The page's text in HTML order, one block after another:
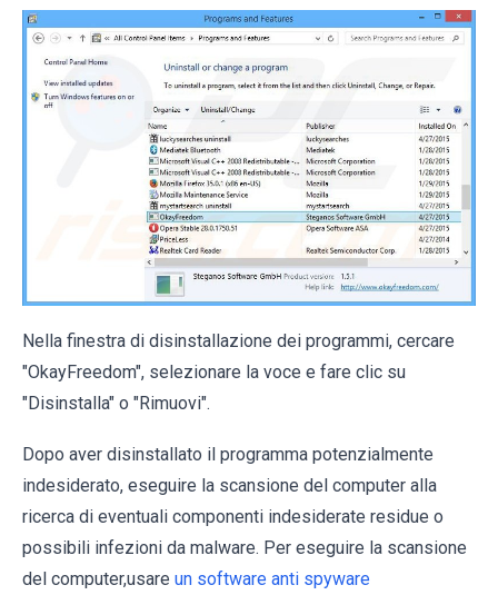
Nella finestra di disinstallazione dei programmi, cercare
"OkayFreedom", selezionare la voce e fare clic su
"Disinstalla" o "Rimuovi".
Dopo aver disinstallato il programma potenzialmente
indesiderato, eseguire la scansione del computer alla
ricerca di eventuali componenti indesiderate residue o
possibili infezioni da malware. Per eseguire la scansione
del computer,usare un software anti spyware